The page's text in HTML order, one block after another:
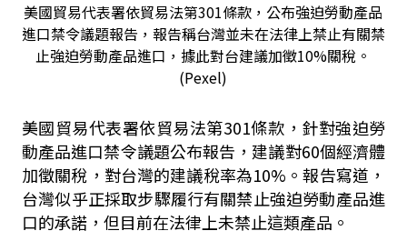
美國貿易代表署依貿易法第301條款，公布強迫勞動產品
進口禁令議題報告，報告稱台灣並未在法律上禁止有關禁
止強迫勞動產品進口，據此對台建議加徵10%關稅。
(Pexel)
美國貿易代表署依貿易法第301條款，針對強迫勞
動產品進口禁令議題公布報告，建議對60個經濟體
加徵關稅，對台灣的建議稅率為10%。報告寫道，
台灣似乎正採取步驟履行有關禁止強迫勞動產品進
口的承諾，但目前在法律上未禁止這類產品。